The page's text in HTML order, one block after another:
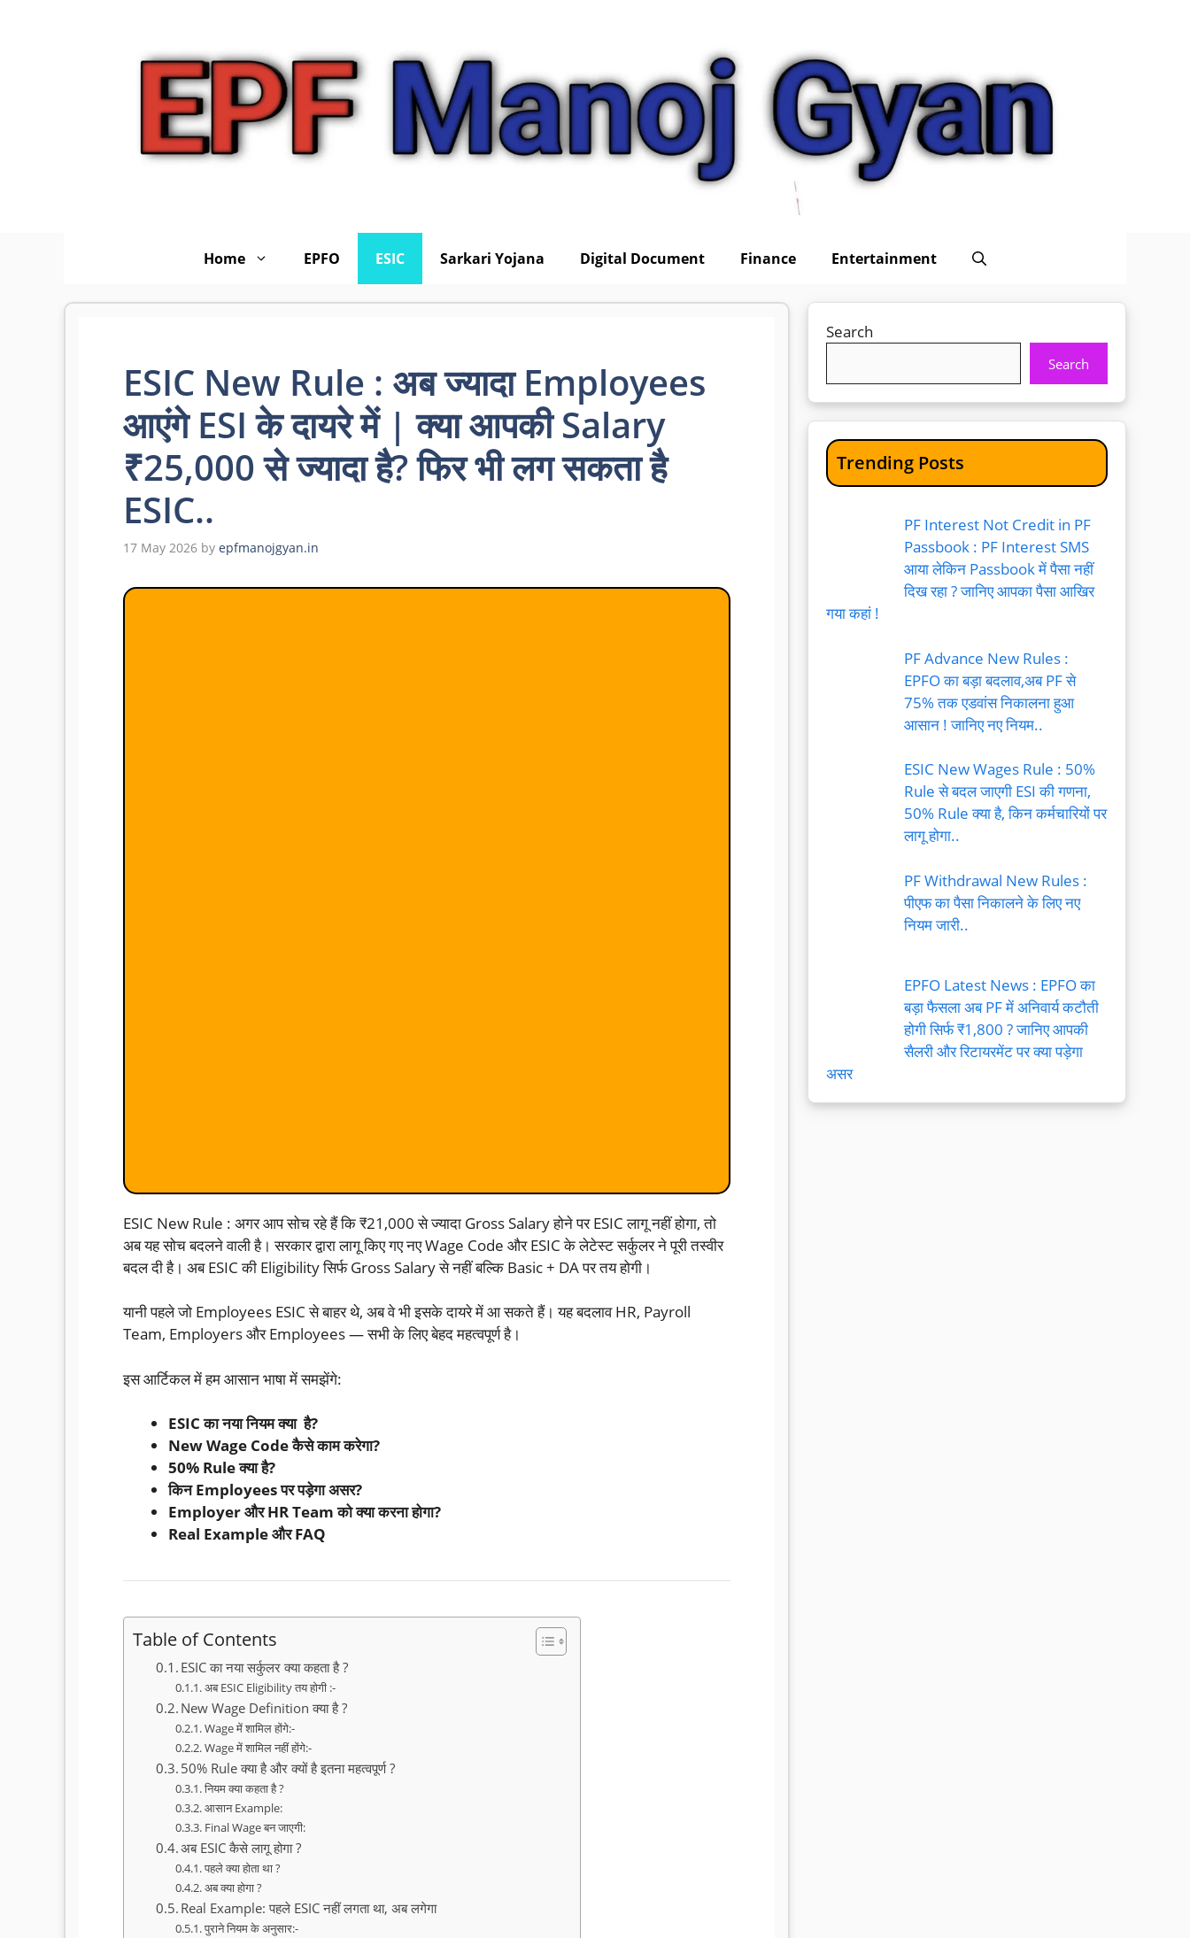
Home EPFO ESIC Sarkari Yojana Digital Document Finance Entertainment
ESIC New Rule : अब ज्यादा Employees
आएंगे ESI के दायरे में | क्या आपकी Salary
₹25,000 से ज्यादा है? फिर भी लग सकता है
ESIC..
17 May 2026 by epfmanojgyan.in
ESIC New Rule : अगर आप सोच रहे हैं कि ₹21,000 से ज्यादा Gross Salary होने पर ESIC लागू नहीं होगा, तो
अब यह सोच बदलने वाली है। सरकार द्वारा लागू किए गए नए Wage Code और ESIC के लेटेस्ट सर्कुलर ने पूरी तस्वीर
बदल दी है। अब ESIC की Eligibility सिर्फ Gross Salary से नहीं बल्कि Basic + DA पर तय होगी।
यानी पहले जो Employees ESIC से बाहर थे, अब वे भी इसके दायरे में आ सकते हैं। यह बदलाव HR, Payroll
Team, Employers और Employees — सभी के लिए बेहद महत्वपूर्ण है।
इस आर्टिकल में हम आसान भाषा में समझेंगे:
ESIC का नया नियम क्या है?
New Wage Code कैसे काम करेगा?
50% Rule क्या है?
किन Employees पर पड़ेगा असर?
Employer और HR Team को क्या करना होगा?
Real Example और FAQ
Table of Contents
ESIC का नया सर्कुलर क्या कहता है ?
अब ESIC Eligibility तय होगी :-
New Wage Definition क्या है ?
Wage में शामिल होंगे:-
Wage में शामिल नहीं होंगे:-
50% Rule क्या है और क्यों है इतना महत्वपूर्ण ?
नियम क्या कहता है ?
आसान Example:
Final Wage बन जाएगी:
अब ESIC कैसे लागू होगा ?
पहले क्या होता था ?
अब क्या होगा ?
Real Example: पहले ESIC नहीं लगता था, अब लगेगा
पुराने नियम के अनुसार:-
Search
Search
Trending Posts
PF Interest Not Credit in PF
Passbook : PF Interest SMS
आया लेकिन Passbook में पैसा नहीं
दिख रहा ? जानिए आपका पैसा आखिर
गया कहां !
PF Advance New Rules :
EPFO का बड़ा बदलाव,अब PF से
75% तक एडवांस निकालना हुआ
आसान ! जानिए नए नियम..
ESIC New Wages Rule : 50%
Rule से बदल जाएगी ESI की गणना,
50% Rule क्या है, किन कर्मचारियों पर
लागू होगा..
PF Withdrawal New Rules :
पीएफ का पैसा निकालने के लिए नए
नियम जारी..
EPFO Latest News : EPFO का
बड़ा फैसला अब PF में अनिवार्य कटौती
होगी सिर्फ ₹1,800 ? जानिए आपकी
सैलरी और रिटायरमेंट पर क्या पड़ेगा
असर